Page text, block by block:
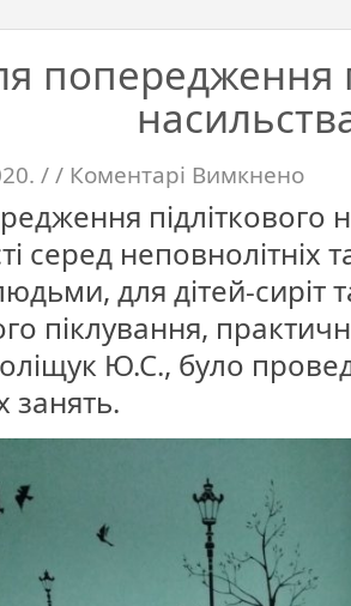
попередження
/ / Коментарі ВимкненоЗадля
підліткового
серед неповнолітніх
для дітей-сиріт
піклування,
Ю.С., було
занять.